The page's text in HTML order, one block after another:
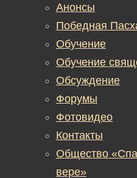
Анонсы
Победная
Обучение
Обучение
Обсуждение
Форумы
Фотовидео
Контакты
Общество
вере»